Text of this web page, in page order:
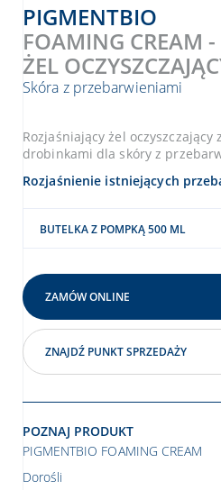
PIGMENTBIO
FOAMING CREAM -
ŻEL
Skóra z przebarwieniami
Rozjaśniający żel
drobinkami dla skóry z
Rozjaśnienie istniejących
BUTELKA Z POMPKĄ 500 ML
ZAMÓW ONLINE
ZNAJDŹ PUNKT SPRZEDAŻY
POZNAJ PRODUKT
PIGMENTBIO FOAMING CREAM
Dorośli